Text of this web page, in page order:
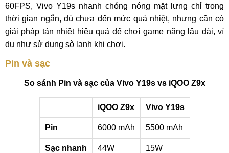
60FPS, Vivo Y19s nhanh chóng nóng mặt lưng chỉ trong
thời gian ngắn, dù chưa đến mức quá nhiệt, nhưng cần có
giải pháp tản nhiệt hiệu quả để chơi game nặng lâu dài, ví
dụ như sử dụng sò lạnh khi chơi.
Pin và sạc
So sánh Pin và sạc của Vivo Y19s vs iQOO Z9x
iQOO Z9x Vivo Y19s
Pin 6000 mAh 5500 mAh
Sạc nhanh 44W 15W